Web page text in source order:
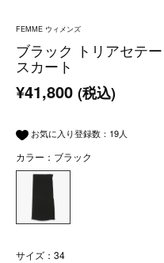
FEMME ウィメンズ
ブラック トリアセテ
スカート
¥41,800 (税込)
お気に入り登録数： 19人
カラー：ブラック
サイズ：34